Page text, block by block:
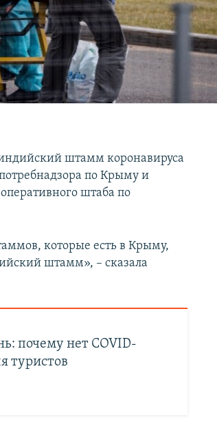
штамм коронавируса
по Крыму и
штаба по
которые есть в Крыму,
штамм», – сказала
почему нет СOVID-
туристов